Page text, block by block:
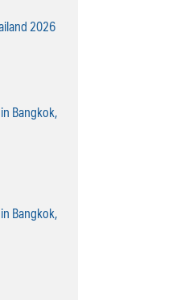
2026
Bangkok,
Bangkok,